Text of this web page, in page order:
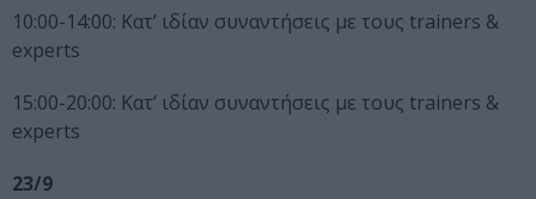
10:00-14:00: Κατ’ ιδίαν συναντήσεις με τους trainers &
experts
15:00-20:00: Κατ’ ιδίαν συναντήσεις με τους trainers &
experts
23/9